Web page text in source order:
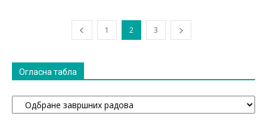
1 2 3
Огласна табла
Огласна
табла